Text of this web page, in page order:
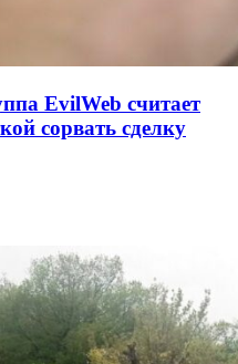
EvilWeb считает
сорвать сделку